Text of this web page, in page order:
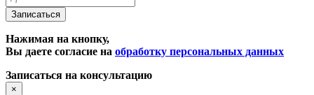
Записаться
Нажимая на кнопку,
Вы даете согласие на обработку персональных данных
Записаться на консультацию
×